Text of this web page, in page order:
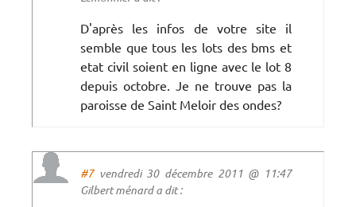
D'après les infos de votre site il
semble que tous les lots des bms et
etat civil soient en ligne avec le lot 8
depuis octobre. Je ne trouve pas la
paroisse de Saint Meloir des ondes?
#7vendredi 30 décembre 2011 @ 11:47
Gilbert ménard a dit :